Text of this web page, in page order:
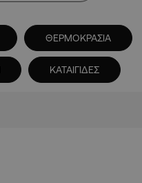
ΘΕΡΜΟΚΡΑΣΙΑ
ΚΑΤΑΙΓΙΔΕΣ